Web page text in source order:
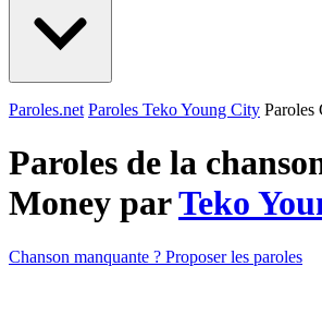
Paroles.net Paroles Teko Young City Paroles
Paroles de la
Money parTeko
Chanson manquante ? Proposer les paroles